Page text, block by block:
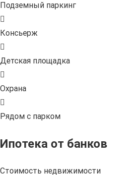
Подземный паркинг
Консьерж
Детская площадка
Охрана
Рядом с парком
Ипотека от банков
Стоимость недвижимости